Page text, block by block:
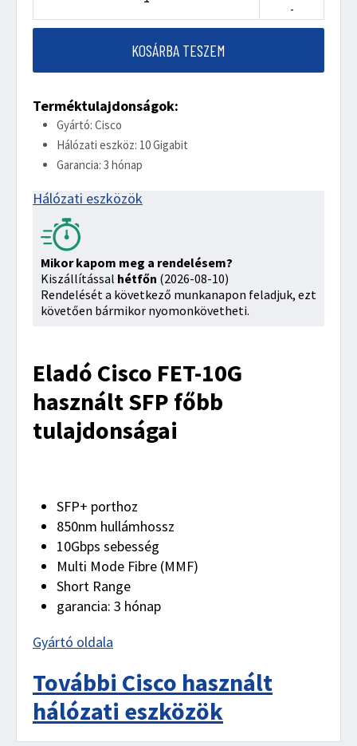
-
KOSÁRBA TESZEM
Terméktulajdonságok:
Gyártó: Cisco
Hálózati eszköz: 10 Gigabit
Garancia: 3 hónap
Hálózati eszközök
Mikor kapom meg a rendelésem?
Kiszállítással hétfőn (2026-08-10)
Rendelését a következő munkanapon feladjuk, ezt
követően bármikor nyomonkövetheti.
Eladó Cisco FET-10G
használt SFP főbb
tulajdonságai
SFP+ porthoz
850nm hullámhossz
10Gbps sebesség
Multi Mode Fibre (MMF)
Short Range
garancia: 3 hónap
Gyártó oldala
További Cisco használt
hálózati eszközök